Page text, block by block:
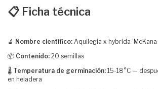
📋 Ficha técnica
🔬 Nombre científico: Aquilegia x hybrida 'McKana
📦 Contenido: 20 semillas
🌡️ Temperatura de germinación: 15-18°C —
en heladera